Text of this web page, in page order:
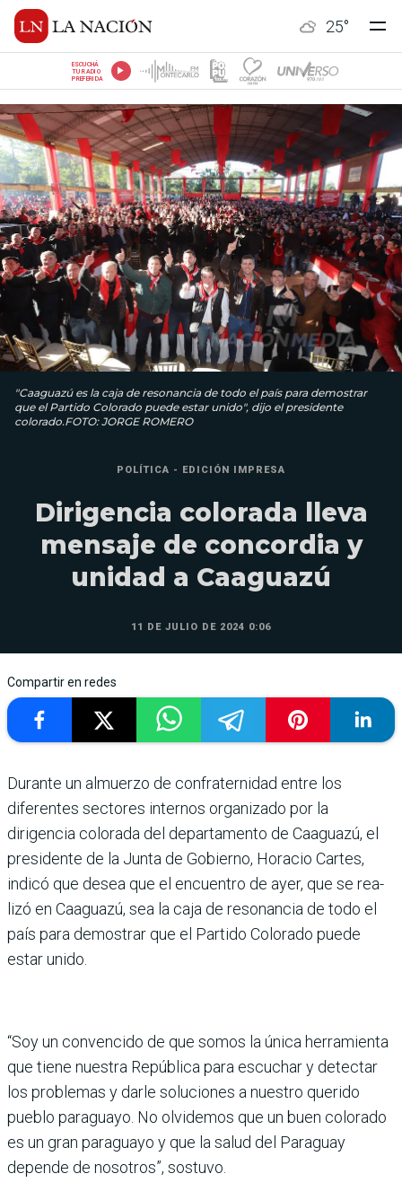
25°
ESCUCHÁ
TU RADIO
PREFERIDA
"Caaguazú es la caja de resonancia de todo el país para demostrar
que el Partido Colorado puede estar unido", dijo el presidente
colorado.FOTO: JORGE ROMERO
POLÍTICA - EDICIÓN IMPRESA
Dirigencia colorada lleva
mensaje de concordia y
unidad a Caaguazú
11 DE JULIO DE 2024 0:06
Compartir en redes
Durante un almuerzo de confraternidad entre los
diferentes sectores internos organi­zado por la
dirigencia colo­rada del departamento de Caaguazú, el
presidente de la Junta de Gobierno, Horacio Cartes,
indicó que desea que el encuentro de ayer, que se rea­
lizó en Caaguazú, sea la caja de resonancia de todo el
país para demostrar que el Partido Colorado puede
estar unido.
“Soy un convencido de que somos la única herramienta
que tiene nuestra República para escuchar y detectar
los problemas y darle solucio­nes a nuestro querido
pueblo paraguayo. No olvidemos que un buen colorado
es un gran paraguayo y que la salud del Paraguay
depende de noso­tros”, sostuvo.